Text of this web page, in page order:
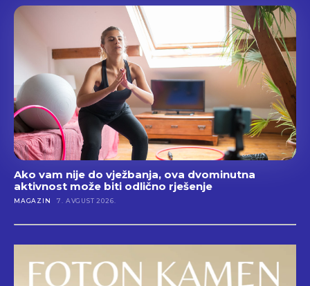
Ako vam nije do vježbanja, ova dvominutna
aktivnost može biti odlično rješenje
MAGAZIN 7. AVGUST 2026.